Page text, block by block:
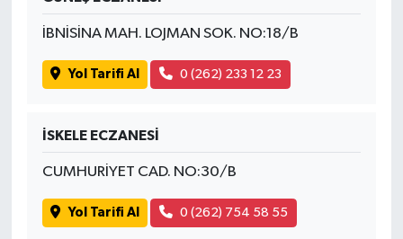
İBNİSİNA MAH. LOJMAN SOK. NO:18/B
Yol Tarifi Al 0 (262) 233 12 23
İSKELE ECZANESİ
CUMHURİYET CAD. NO:30/B
Yol Tarifi Al 0 (262) 754 58 55